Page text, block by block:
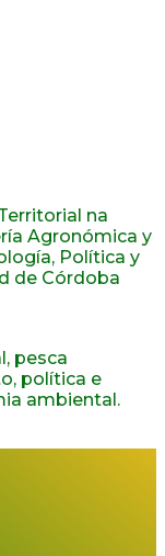
na
Agronómica y
Política y
de Córdoba
pesca
política e
ambiental.